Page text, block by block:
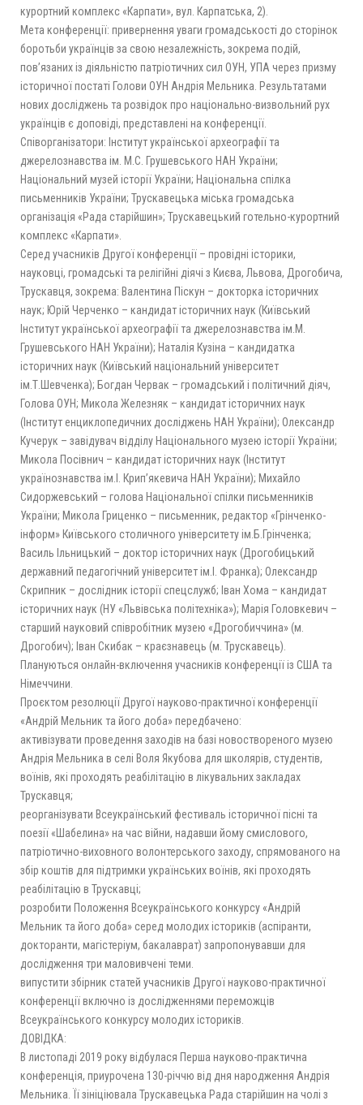
курортний комплекс «Карпати», вул. Карпатська, 2).
Мета конференції: привернення уваги громадськості до сторінок
боротьби українців за свою незалежність, зокрема подій,
пов’язаних із діяльністю патріотичних сил ОУН, УПА через призму
історичної постаті Голови ОУН Андрія Мельника. Результатами
нових досліджень та розвідок про національно-визвольний рух
українців є доповіді, представлені на конференції.
Співорганізатори: Інститут української археографії та
джерелознавства ім. М.С. Грушевського НАН України;
Національний музей історії України; Національна спілка
письменників України; Трускавецька міська громадська
організація «Рада старійшин»; Трускавецький готельно-курортний
комплекс «Карпати».
Серед учасників Другої конференції – провідні історики,
науковці, громадські та релігійні діячі з Києва, Львова, Дрогобича,
Трускавця, зокрема: Валентина Піскун – докторка історичних
наук; Юрій Черченко – кандидат історичних наук (Київський
Інститут української археографії та джерелознавства ім.М.
Грушевського НАН України); Наталія Кузіна – кандидатка
історичних наук (Київський національний університет
ім.Т.Шевченка); Богдан Червак – громадський і політичний діяч,
Голова ОУН; Микола Железняк – кандидат історичних наук
(Інститут енциклопедичних досліджень НАН України); Олександр
Кучерук – завідувач відділу Національного музею історії України;
Микола Посівнич – кандидат історичних наук (Інститут
українознавства ім.І. Крип’якевича НАН України); Михайло
Сидоржевський – голова Національної спілки письменників
України; Микола Гриценко – письменник, редактор «Грінченко-
інформ» Київського столичного університету ім.Б.Грінченка;
Василь Ільницький – доктор історичних наук (Дрогобицький
державний педагогічний університет ім.І. Франка); Олександр
Скрипник – дослідник історії спецслужб; Іван Хома – кандидат
історичних наук (НУ «Львівська політехніка»); Марія Головкевич –
старший науковий співробітник музею «Дрогобиччина» (м.
Дрогобич); Іван Скибак – краєзнавець (м. Трускавець).
Плануються онлайн-включення учасників конференції із США та
Німеччини.
Проєктом резолюції Другої науково-практичної конференції
«Андрій Мельник та його доба» передбачено:
активізувати проведення заходів на базі новоствореного музею
Андрія Мельника в селі Воля Якубова для школярів, студентів,
воїнів, які проходять реабілітацію в лікувальних закладах
Трускавця;
реорганізувати Всеукраїнський фестиваль історичної пісні та
поезії «Шабелина» на час війни, надавши йому смислового,
патріотично-виховного волонтерського заходу, спрямованого на
збір коштів для підтримки українських воїнів, які проходять
реабілітацію в Трускавці;
розробити Положення Всеукраїнського конкурсу «Андрій
Мельник та його доба» серед молодих істориків (аспіранти,
докторанти, магістеріум, бакалаврат) запропонувавши для
дослідження три маловивчені теми.
випустити збірник статей учасників Другої науково-практичної
конференції включно із дослідженнями переможців
Всеукраїнського конкурсу молодих істориків.
ДОВІДКА:
В листопаді 2019 року відбулася Перша науково-практична
конференція, приурочена 130-річчю від дня народження Андрія
Мельника. Її зініціювала Трускавецька Рада старійшин на чолі з